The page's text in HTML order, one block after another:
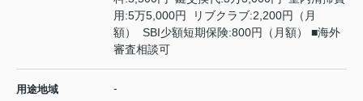
用:5万5,000円 リブクラブ:2,200円（月
額） SBI少額短期保険:800円（月額） ■海外
審査相談可
用途地域 -